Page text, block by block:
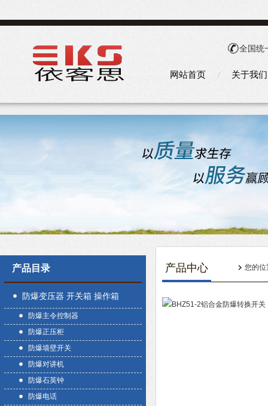
全国统
网站首页 关于我们
产品目录
防爆变压器 开关箱 操作箱
防爆主令控制器
防爆正压柜
防爆墙壁开关
防爆对讲机
防爆石英钟
防爆电话
产品中心 您的位